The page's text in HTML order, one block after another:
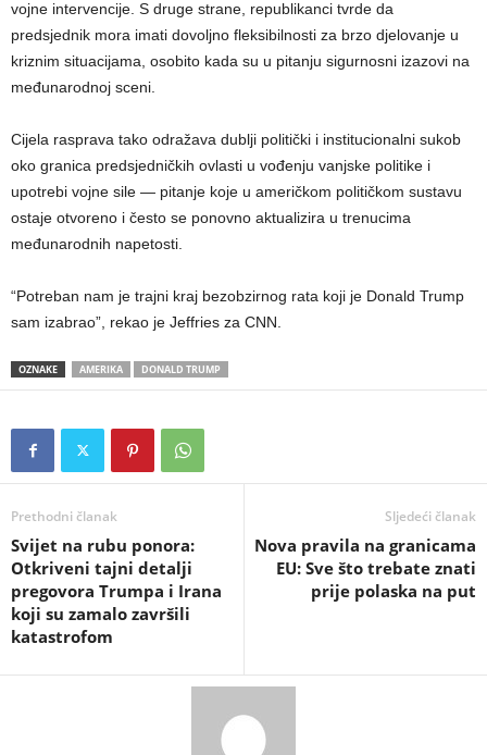
vojne intervencije. S druge strane, republikanci tvrde da
predsjednik mora imati dovoljno fleksibilnosti za brzo djelovanje u
kriznim situacijama, osobito kada su u pitanju sigurnosni izazovi na
međunarodnoj sceni.
Cijela rasprava tako odražava dublji politički i institucionalni sukob
oko granica predsjedničkih ovlasti u vođenju vanjske politike i
upotrebi vojne sile — pitanje koje u američkom političkom sustavu
ostaje otvoreno i često se ponovno aktualizira u trenucima
međunarodnih napetosti.
“Potreban nam je trajni kraj bezobzirnog rata koji je Donald Trump
sam izabrao”, rekao je Jeffries za CNN.
OZNAKE AMERIKA DONALD TRUMP
Prethodni članak
Svijet na rubu ponora:
Otkriveni tajni detalji
pregovora Trumpa i Irana
koji su zamalo završili
katastrofom
Sljedeći članak
​Nova pravila na granicama
EU: Sve što trebate znati
prije polaska na put